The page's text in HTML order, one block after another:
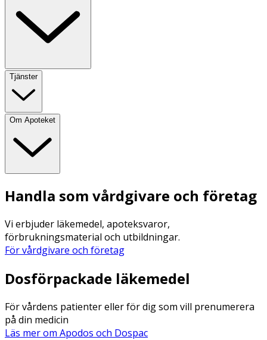
Tjänster
Om Apoteket
Handla som vårdgivare och företag
Vi erbjuder läkemedel, apoteksvaror,
förbrukningsmaterial och utbildningar.
För vårdgivare och företag
Dosförpackade läkemedel
För vårdens patienter eller för dig som vill prenumerera
på din medicin
Läs mer om Apodos och Dospac